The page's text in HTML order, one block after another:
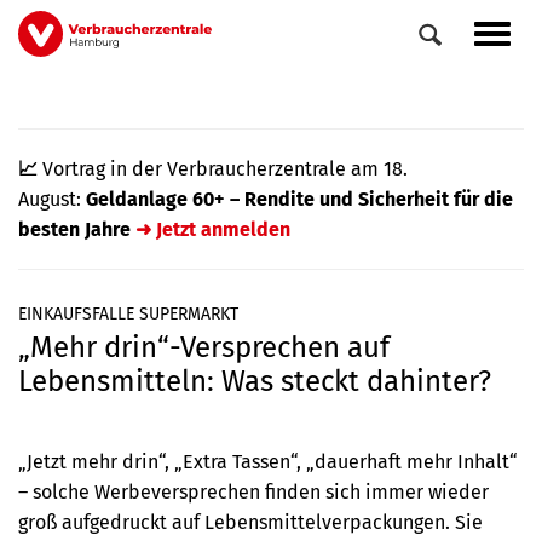
Direkt
zum
📈 Vortrag in der Verbraucherzentrale am 18.
August: Geldanlage 60+ – Rendite und Sicherheit für die
besten Jahre ➜ Jetzt anmelden
Veranstaltungen
0
Elemente
EINKAUFSFALLE SUPERMARKT
„Mehr drin“-Versprechen auf
Lebensmitteln: Was steckt dahinter?
„Jetzt mehr drin“, „Extra Tassen“, „dauerhaft mehr Inhalt“
– solche Werbeversprechen finden sich immer wieder
groß aufgedruckt auf Lebensmittelverpackungen. Sie